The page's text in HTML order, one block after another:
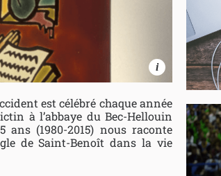
i
est célébré chaque année
à l’abbaye du Bec-Hellouin
(1980-2015) nous raconte
de Saint-Benoît dans la vie